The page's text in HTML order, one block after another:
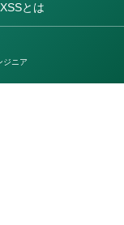
とは
ジニア